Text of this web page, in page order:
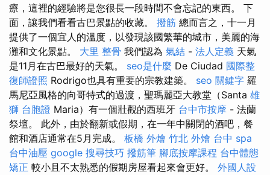
療，這裡的經驗將是您很長一段時間不會忘記的東西。 下
面，讓我們看看古巴景點的收藏。 撥筋 總而言之，十一月
提供了一個宜人的溫度，以發現該國繁華的城市，美麗的海
灘和文化景點。 大里 整骨 我們認為 氣結 - 法人定義 天氣
是11月在古巴最好的天氣。 seo是什麼 De Ciudad 國際整
復師證照 Rodrigo也具有重要的宗教建築。 seo 關鍵字 羅
馬尼亞風格的向哥特式的過渡，聖瑪麗亞大教堂（Santa 雄
獅 台胞證 Maria）有一個壯觀的西班牙 台中市按摩 - 法蘭
祭壇。 此外，由於翻新或假期，在一年中關閉的酒吧，餐
館和酒店通常在5月完成。 板橋 外燴 竹北 外燴 台中 spa
台中油壓 google 搜尋技巧 撥筋筆 腳底按摩課程 台中體態
矯正 較小且不太熟悉的假期房屋看起來會更好。 外國人設